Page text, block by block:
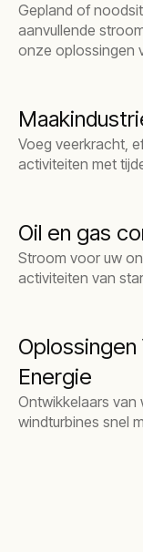
Gepland of
aanvullende
onze oplossingen
Voeg veerkracht,
activiteiten met
Oil en gas
Stroom voor uw
activiteiten van
Energie
Ontwikkelaars van
windturbines snel